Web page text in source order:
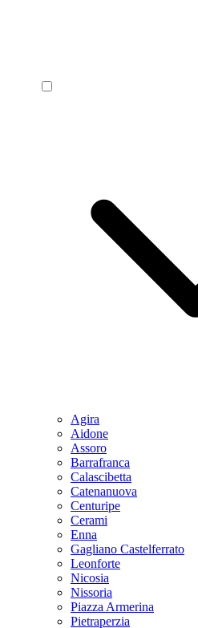
Agira
Aidone
Assoro
Barrafranca
Calascibetta
Catenanuova
Centuripe
Cerami
Enna
Gagliano Castelferrato
Leonforte
Nicosia
Nissoria
Piazza Armerina
Pietraperzia